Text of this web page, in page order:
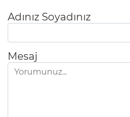
Adınız Soyadınız
Mesaj